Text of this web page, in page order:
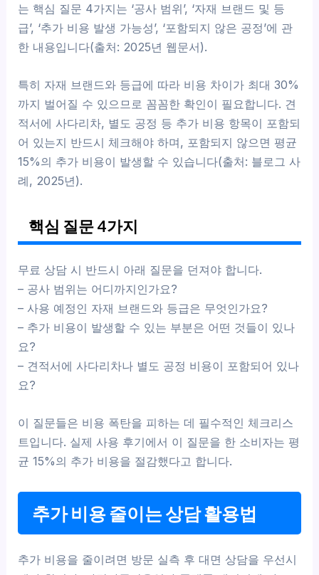
는 핵심 질문 4가지는 ‘공사 범위’, ‘자재 브랜드 및 등
급’, ‘추가 비용 발생 가능성’, ‘포함되지 않은 공정’에 관
한 내용입니다(출처: 2025년 웹문서).
특히 자재 브랜드와 등급에 따라 비용 차이가 최대 30%
까지 벌어질 수 있으므로 꼼꼼한 확인이 필요합니다. 견
적서에 사다리차, 별도 공정 등 추가 비용 항목이 포함되
어 있는지 반드시 체크해야 하며, 포함되지 않으면 평균
15%의 추가 비용이 발생할 수 있습니다(출처: 블로그 사
례, 2025년).
핵심 질문 4가지
무료 상담 시 반드시 아래 질문을 던져야 합니다.
– 공사 범위는 어디까지인가요?
– 사용 예정인 자재 브랜드와 등급은 무엇인가요?
– 추가 비용이 발생할 수 있는 부분은 어떤 것들이 있나
요?
– 견적서에 사다리차나 별도 공정 비용이 포함되어 있나
요?
이 질문들은 비용 폭탄을 피하는 데 필수적인 체크리스
트입니다. 실제 사용 후기에서 이 질문을 한 소비자는 평
균 15%의 추가 비용을 절감했다고 합니다.
추가 비용 줄이는 상담 활용법
추가 비용을 줄이려면 방문 실측 후 대면 상담을 우선시